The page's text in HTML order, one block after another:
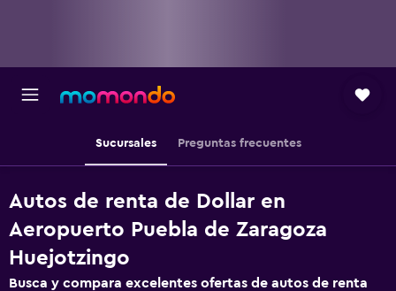
Sucursales Preguntas frecuentes
Autos de renta de Dollar en
Aeropuerto Puebla de Zaragoza
Huejotzingo
Busca y compara excelentes ofertas de autos de renta